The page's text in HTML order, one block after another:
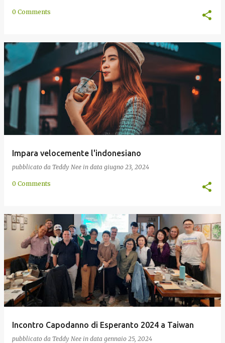
0 Comments
Impara velocemente l'indonesiano
pubblicato da Teddy Nee in data giugno 23, 2024
0 Comments
Incontro Capodanno di Esperanto 2024 a Taiwan
pubblicato da Teddy Nee in data gennaio 25, 2024